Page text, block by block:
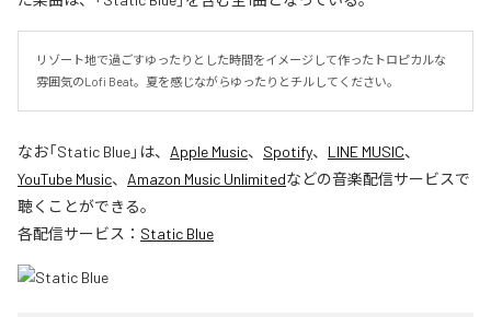
リゾート地で過ごすゆったりとした時間をイメージして作ったトロピカルな
雰囲気のLofi Beat。夏を感じながらゆったりとチルしてください。
なお「Static Blue」は、 Apple Music、 Spotify、 LINE MUSIC、
YouTube Music、 Amazon Music Unlimitedなどの音楽配信サービスで
聴くことができる。
各配信サービス： Static Blue